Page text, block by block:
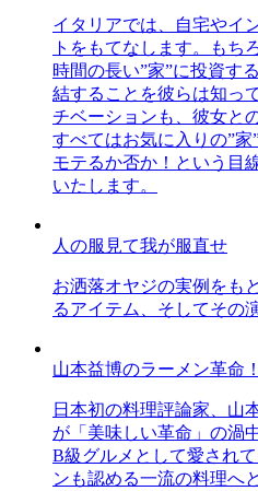
イタリアでは、自宅やイ
トをもてなします。もち
時間の長い”家”に投資す
結することを彼らは知っ
チベーションも、彼女と
すべてはお気に入りの”
モテるか否か！という目
いたします。
人の服見て我が服直せ
お洒落オヤジの実例をも
るアイテム、そしてその
山本益博のラーメン革命！
日本初の料理評論家、山
が「美味しい革命」の渦
B級グルメとして愛され
ンも認める一流の料理へ